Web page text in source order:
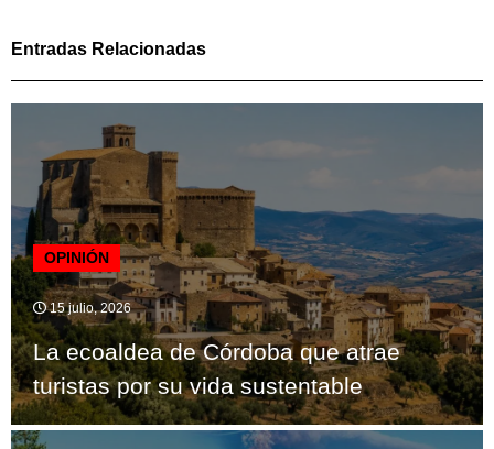
Entradas Relacionadas
OPINIÓN
15 julio, 2026
La ecoaldea de Córdoba que atrae
turistas por su vida sustentable